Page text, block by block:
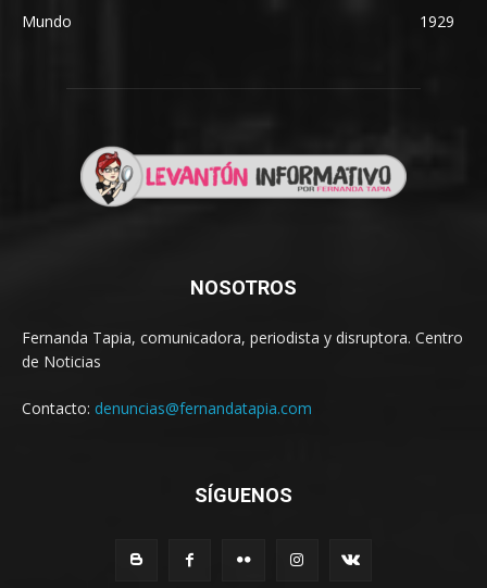
Mundo
1929
NOSOTROS
Fernanda Tapia, comunicadora, periodista y disruptora. Centro
de Noticias
Contacto: denuncias@fernandatapia.com
SÍGUENOS